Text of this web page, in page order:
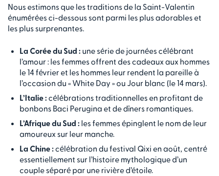
Nous estimons que les traditions de la Saint-Valentin
énumérées ci-dessous sont parmi les plus adorables et
les plus surprenantes.
La Corée du Sud : une série de journées célébrant
l’amour : les femmes offrent des cadeaux aux hommes
le 14 février et les hommes leur rendent la pareille à
l’occasion du « White Day » ou Jour blanc (le 14 mars).
L’Italie :célébrations traditionnelles en profitant de
bonbons Baci Perugina et de dîners romantiques.
L’Afrique du Sud : les femmes épinglent le nom de leur
amoureux sur leur manche.
La Chine :célébration du festival Qixi en août, centré
essentiellement sur l’histoire mythologique d’un
couple séparé par une rivière d’étoile.